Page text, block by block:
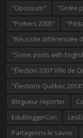
"Opossum"
"Ordre
"Poitiers 2005"
"Réussite différenciée
"Some posts with
"Élection 2007 Ville de
"Élections Québec 2014"
Blogueur-reporter
EduBloggerCon
Partageons le savoir